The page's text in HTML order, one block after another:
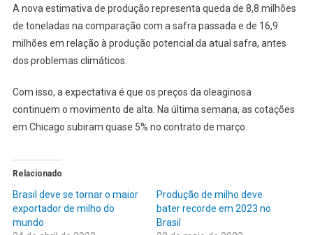
A nova estimativa de produção representa queda de 8,8 milhões
de toneladas na comparação com a safra passada e de 16,9
milhões em relação à produção potencial da atual safra, antes
dos problemas climáticos.
Com isso, a expectativa é que os preços da oleaginosa
continuem o movimento de alta. Na última semana, as cotações
em Chicago subiram quase 5% no contrato de março.
Relacionado
Brasil deve se tornar o maior
exportador de milho do
mundo
Produção de milho deve
bater recorde em 2023 no
Brasil